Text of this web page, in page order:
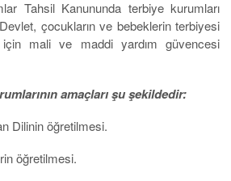
Tahsil Kanununda terbiye kurumları
Devlet, çocukların ve bebeklerin terbiyesi
mali ve maddi yardım güvencesi
amaçları şu şekildedir:
Dilinin öğretilmesi.
öğretilmesi.